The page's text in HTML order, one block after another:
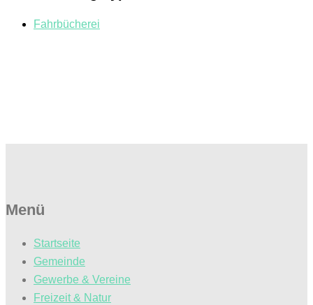
Fahrbücherei
Menü
Startseite
Gemeinde
Gewerbe & Vereine
Freizeit & Natur